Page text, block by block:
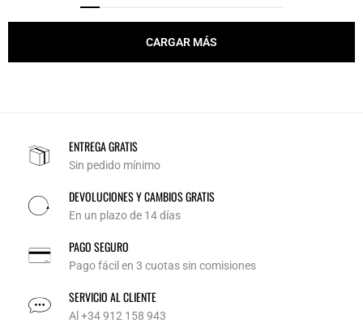
CARGAR MÁS
ENTREGA GRATIS
Sin pedido mínimo
DEVOLUCIONES Y CAMBIOS GRATIS
En un plazo de 14 días
PAGO SEGURO
Pago fácil en 3 cuotas sin comisiones
SERVICIO AL CLIENTE
Al +34 912 158 943